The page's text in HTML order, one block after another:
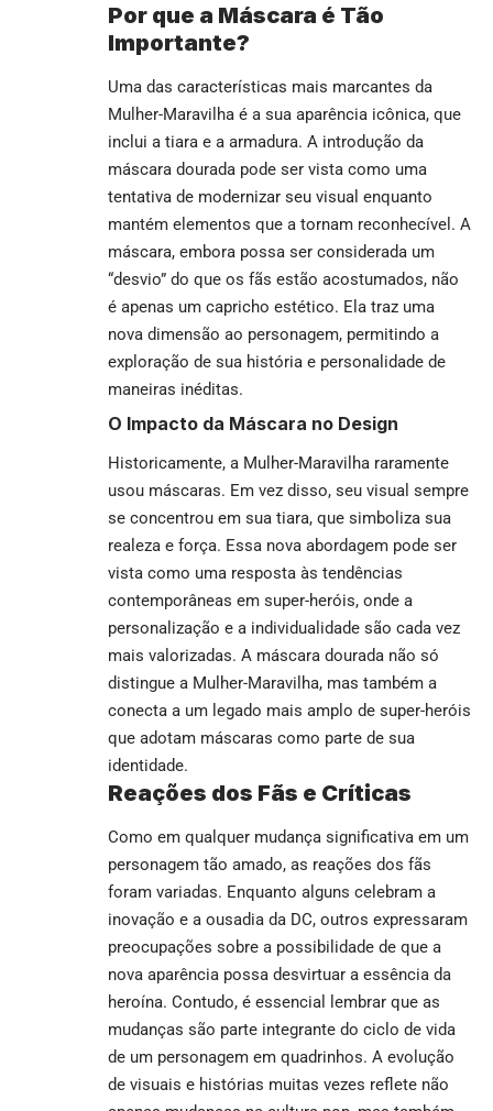
Por que a Máscara é Tão
Importante?
Uma das características mais marcantes da
Mulher-Maravilha é a sua aparência icônica, que
inclui a tiara e a armadura. A introdução da
máscara dourada pode ser vista como uma
tentativa de modernizar seu visual enquanto
mantém elementos que a tornam reconhecível. A
máscara, embora possa ser considerada um
“desvio” do que os fãs estão acostumados, não
é apenas um capricho estético. Ela traz uma
nova dimensão ao personagem, permitindo a
exploração de sua história e personalidade de
maneiras inéditas.
O Impacto da Máscara no Design
Historicamente, a Mulher-Maravilha raramente
usou máscaras. Em vez disso, seu visual sempre
se concentrou em sua tiara, que simboliza sua
realeza e força. Essa nova abordagem pode ser
vista como uma resposta às tendências
contemporâneas em super-heróis, onde a
personalização e a individualidade são cada vez
mais valorizadas. A máscara dourada não só
distingue a Mulher-Maravilha, mas também a
conecta a um legado mais amplo de super-heróis
que adotam máscaras como parte de sua
identidade.
Reações dos Fãs e Críticas
Como em qualquer mudança significativa em um
personagem tão amado, as reações dos fãs
foram variadas. Enquanto alguns celebram a
inovação e a ousadia da DC, outros expressaram
preocupações sobre a possibilidade de que a
nova aparência possa desvirtuar a essência da
heroína. Contudo, é essencial lembrar que as
mudanças são parte integrante do ciclo de vida
de um personagem em quadrinhos. A evolução
de visuais e histórias muitas vezes reflete não